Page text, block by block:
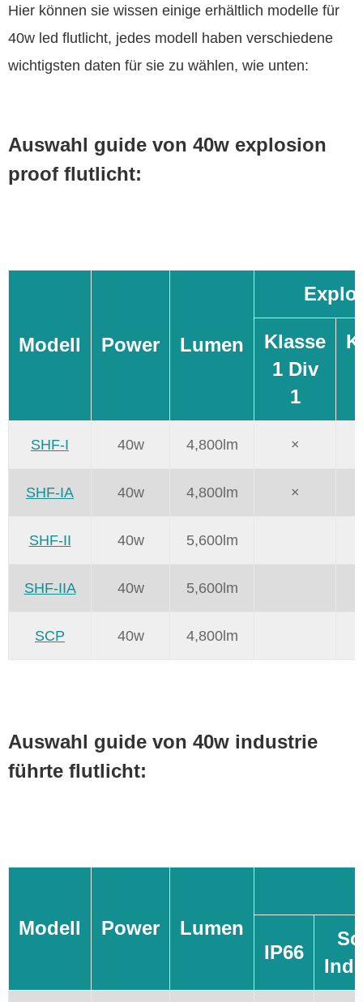
Hier können sie wissen einige erhältlich modelle für
40w led flutlicht, jedes modell haben verschiedene
wichtigsten daten für sie zu wählen, wie unten:
Auswahl guide von 40w explosion
proof flutlicht:
Modell Power Lumen
Klasse
1 Div
1
SHF-I 40w 4,800lm ×
SHF-IA 40w 4,800lm ×
SHF-II 40w 5,600lm
SHF-IIA 40w 5,600lm
SCP 40w 4,800lm
Auswahl guide von 40w industrie
führte flutlicht:
Modell Power
Lumen
IP66